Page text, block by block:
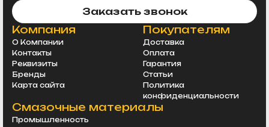
Заказать звонок
Компания
О Компании
Контакты
Реквизиты
Бренды
Карта сайта
Покупателям
Доставка
Оплата
Гарантия
Статьи
Политика
конфиденциальности
Смазочные материалы
Промышленность